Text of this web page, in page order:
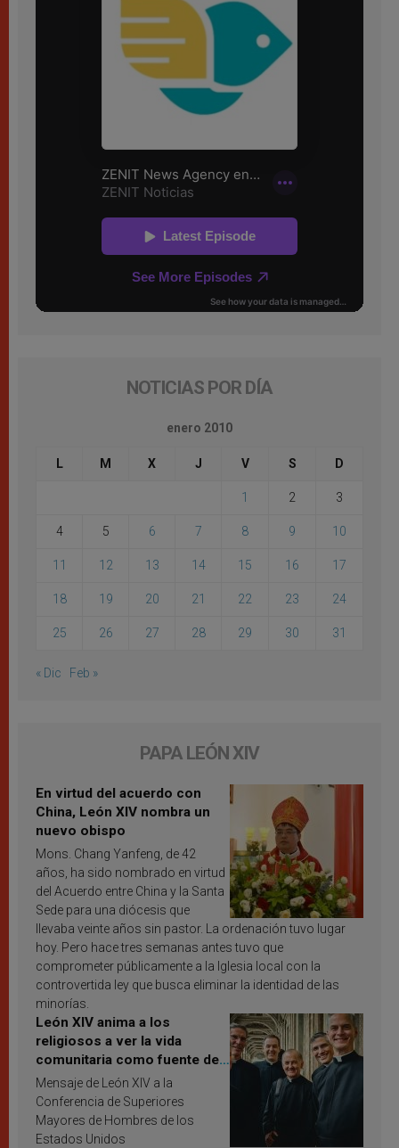
NOTICIAS POR DÍA
enero 2010
L M X J V S D
1 2 3
4 5 6 7 8 9 10
11 12 13 14 15 16 17
18 19 20 21 22 23 24
25 26 27 28 29 30 31
« Dic Feb »
PAPA LEÓN XIV
En virtud del acuerdo con
China, León XIV nombra un
nuevo obispo
Mons. Chang Yanfeng, de 42
años, ha sido nombrado en virtud
del Acuerdo entre China y la Santa
Sede para una diócesis que
llevaba veinte años sin pastor. La ordenación tuvo lugar
hoy. Pero hace tres semanas antes tuvo que
comprometer públicamente a la Iglesia local con la
controvertida ley que busca eliminar la identidad de las
minorías.
León XIV anima a los
religiosos a ver la vida
comunitaria como fuente de
inspiración y santificación
Mensaje de León XIV a la
Conferencia de Superiores
Mayores de Hombres de los
Estados Unidos